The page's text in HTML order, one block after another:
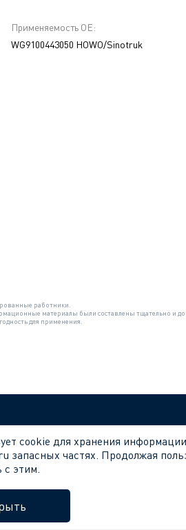
cookie для хранения
запасных частях. Продолжая
с этим.
Применяемость ОЕ:
WG9100443050 HOWO/Sinotruk
работники.
материалы были составлены тщательно и
для применения.